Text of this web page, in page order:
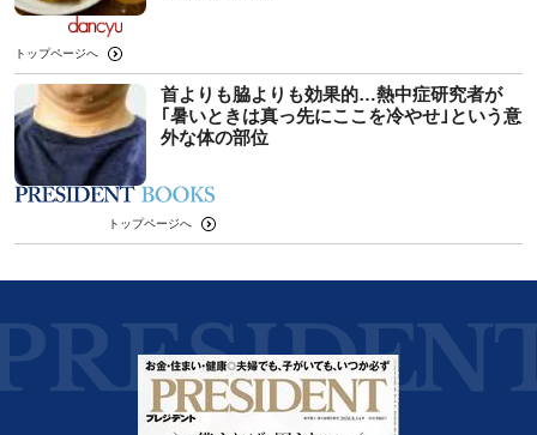
トップページへ
首よりも脇よりも効果的…熱中症研究者が
｢暑いときは真っ先にここを冷やせ｣という意
外な体の部位
トップページへ